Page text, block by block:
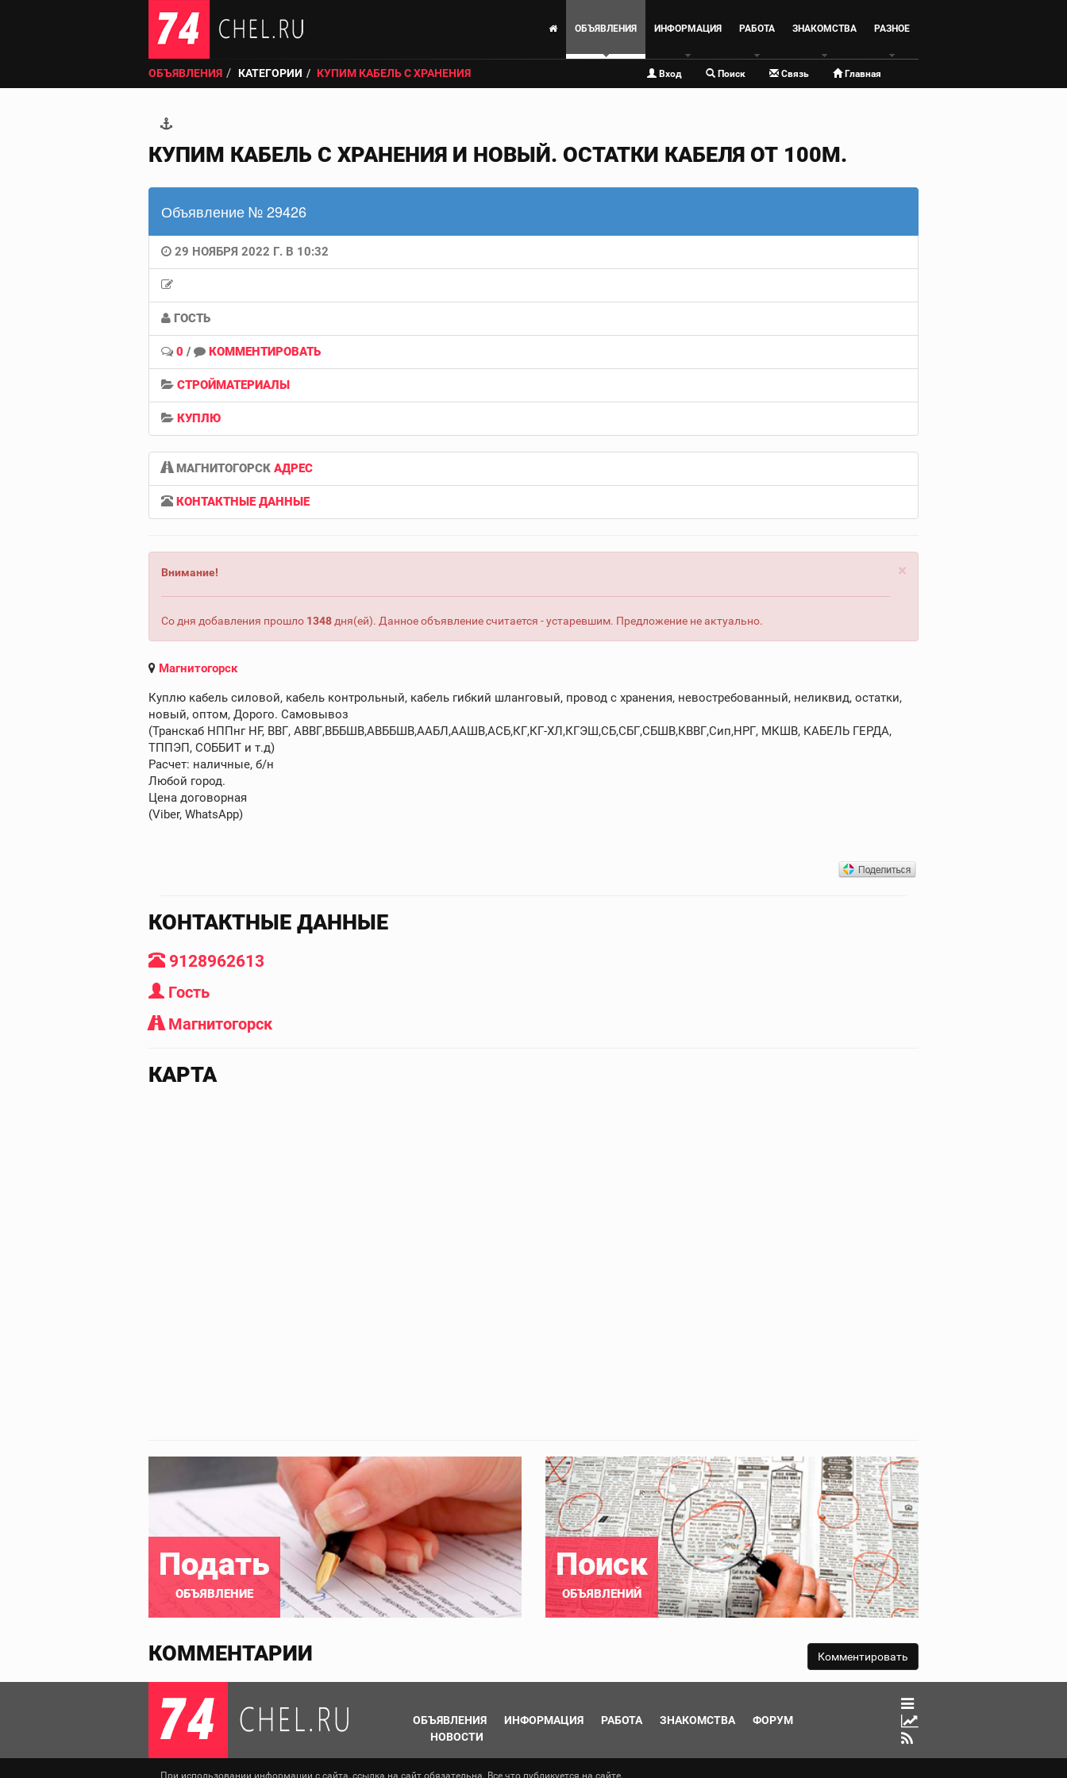
ОБЪЯВЛЕНИЯ ИНФОРМАЦИЯ РАБОТА ЗНАКОМСТВА РАЗНОЕ
ОБЪЯВЛЕНИЯ КАТЕГОРИИ КУПИМ КАБЕЛЬ С ХРАНЕНИЯ Вход Поиск Связь Главная
КУПИМ КАБЕЛЬ С ХРАНЕНИЯ И НОВЫЙ. ОСТАТКИ КАБЕЛЯ ОТ 100М.
Объявление № 29426
29 НОЯБРЯ 2022 Г. В 10:32
ГОСТЬ
0 / КОММЕНТИРОВАТЬ
СТРОЙМАТЕРИАЛЫ
КУПЛЮ
МАГНИТОГОРСК АДРЕС
КОНТАКТНЫЕ ДАННЫЕ
×
Внимание!
Со дня добавления прошло 1348 дня(ей). Данное объявление считается - устаревшим. Предложение не актуально.
Магнитогорск
Куплю кабель силовой, кабель контрольный, кабель гибкий шланговый, провод с хранения, невостребованный, неликвид, остатки,
новый, оптом, Дорого. Самовывоз
(Транскаб НППнг HF, ВВГ, АВВГ,ВББШВ,АВББШВ,ААБЛ,ААШВ,АСБ,КГ,КГ-ХЛ,КГЭШ,СБ,СБГ,СБШВ,КВВГ,Сип,НРГ, МКШВ, КАБЕЛЬ ГЕРДА,
ТППЭП, СОББИТ и т.д)
Расчет: наличные, б/н
Любой город.
Цена договорная
(Viber, WhatsApp)
КОНТАКТНЫЕ ДАННЫЕ
9128962613
Гость
Магнитогорск
КАРТА
Подать
ОБЪЯВЛЕНИЕ
Поиск
ОБЪЯВЛЕНИЙ
КОММЕНТАРИИ
ОБЪЯВЛЕНИЯ ИНФОРМАЦИЯ РАБОТА ЗНАКОМСТВА
ФОРУМ
НОВОСТИ
При использовании информации с сайта, ссылка на сайт обязательна. Все что публикуется на сайте,